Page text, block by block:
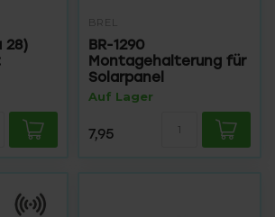
28)
BREL
BR-1290
Montagehalterung für
Solarpanel
Auf Lager
7,95